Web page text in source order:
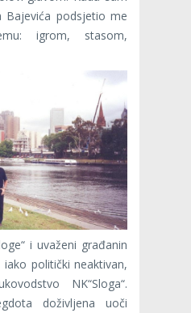
Bajevića podsjetio me
igrom, stasom,
i uvaženi građanin
iako politički neaktivan,
NK“Sloga“.
doživljena uoči